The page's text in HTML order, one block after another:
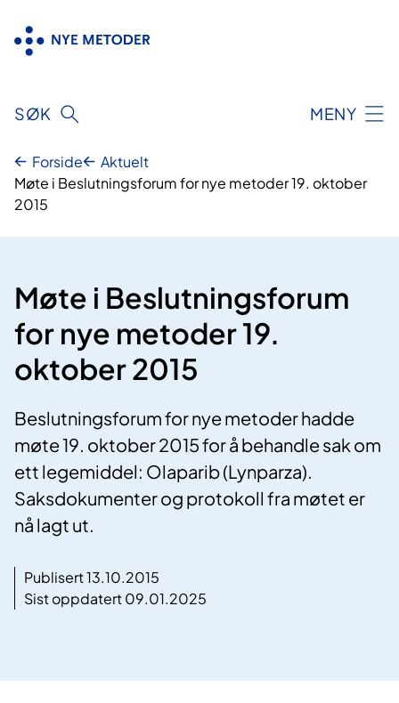
innhold
SØK MENY
Forside
Aktuelt
Møte i Beslutningsforum for nye metoder 19. oktober
2015
Møte i Beslutningsforum
for nye metoder 19.
oktober 2015
Beslutningsforum for nye metoder hadde
møte 19. oktober 2015 for å behandle sak om
ett legemiddel: Olaparib (Lynparza).
Saksdokumenter og protokoll fra møtet er
nå lagt ut.
Publisert 13.10.2015
Sist oppdatert 09.01.2025